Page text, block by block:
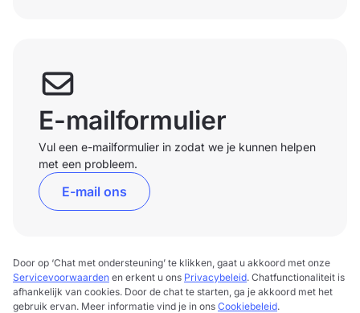
E-mailformulier
Vul een e-mailformulier in zodat we je kunnen helpen
met een probleem.
E-mail ons
Door op ‘Chat met ondersteuning’ te klikken, gaat u akkoord met onze
Servicevoorwaarden en erkent u ons Privacybeleid. Chatfunctionaliteit is
afhankelijk van cookies. Door de chat te starten, ga je akkoord met het
gebruik ervan. Meer informatie vind je in ons Cookiebeleid.